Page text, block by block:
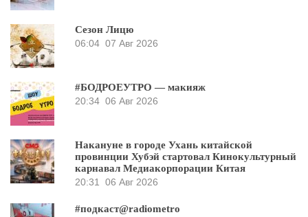
Сезон Лицю
06:04 07 Авг 2026
#БОДРОЕУТРО — макияж
20:34 06 Авг 2026
Накануне в городе Ухань китайской
провинции Хубэй стартовал Кинокультурный
карнавал Медиакорпорации Китая
20:31
06 Авг 2026
#подкаст@radiometro